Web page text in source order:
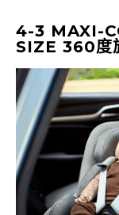
4-3 MAXI-
SIZE 360度